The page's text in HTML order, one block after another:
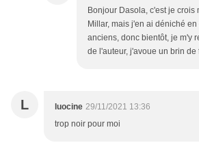
Bonjour Dasola, c'est je crois
Millar, mais j'en ai déniché
anciens, donc bientôt, je m'y
de l'auteur, j'avoue un brin de
L luocine 29/11/2021 13:36
trop noir pour moi